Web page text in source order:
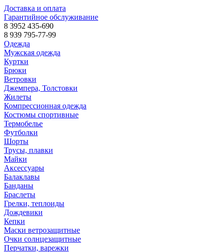
Доставка и оплата
Гарантийное обслуживание
8 3952 435-690
8 939 795-77-99
Одежда
Мужская одежда
Куртки
Брюки
Ветровки
Джемпера, Толстовки
Жилеты
Компрессионная одежда
Костюмы спортивные
Термобелье
Футболки
Шорты
Трусы, плавки
Майки
Аксессуары
Балаклавы
Банданы
Браслеты
Грелки, теплоиды
Дождевики
Кепки
Маски ветрозащитные
Очки солнцезащитные
Перчатки, варежки